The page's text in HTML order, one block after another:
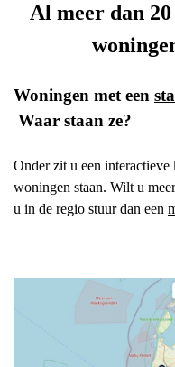
Al meer dan
Woningen met een
Waar staan ze?
Onder zit u een interactieve
woningen staan. Wilt u
u in de regio stuur dan een